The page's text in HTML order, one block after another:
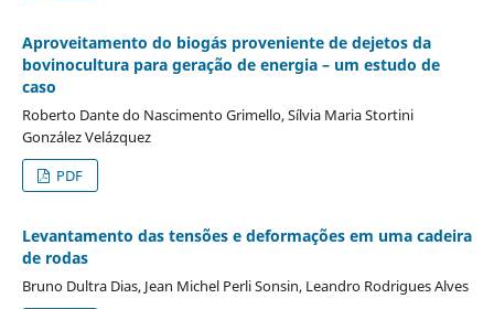
Aproveitamento do biogás proveniente de dejetos da
bovinocultura para geração de energia – um estudo de
caso
Roberto Dante do Nascimento Grimello, Sílvia Maria Stortini
González Velázquez
PDF
Levantamento das tensões e deformações em uma cadeira
de rodas
Bruno Dultra Dias, Jean Michel Perli Sonsin, Leandro Rodrigues Alves